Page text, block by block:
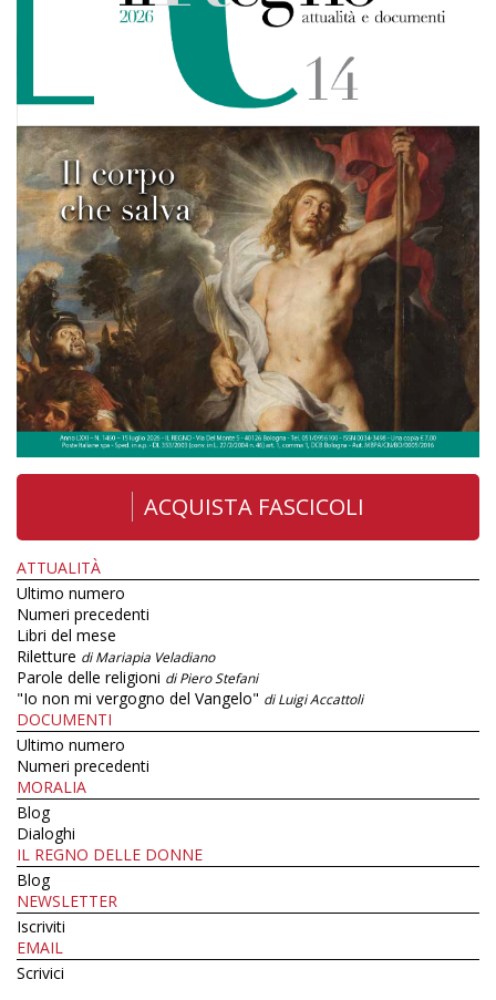
ACQUISTA FASCICOLI
ATTUALITÀ
Ultimo numero
Numeri precedenti
Libri del mese
Riletture di Mariapia Veladiano
Parole delle religioni di Piero Stefani
"Io non mi vergogno del Vangelo" di Luigi Accattoli
DOCUMENTI
Ultimo numero
Numeri precedenti
MORALIA
Blog
Dialoghi
IL REGNO DELLE DONNE
Blog
NEWSLETTER
Iscriviti
EMAIL
Scrivici